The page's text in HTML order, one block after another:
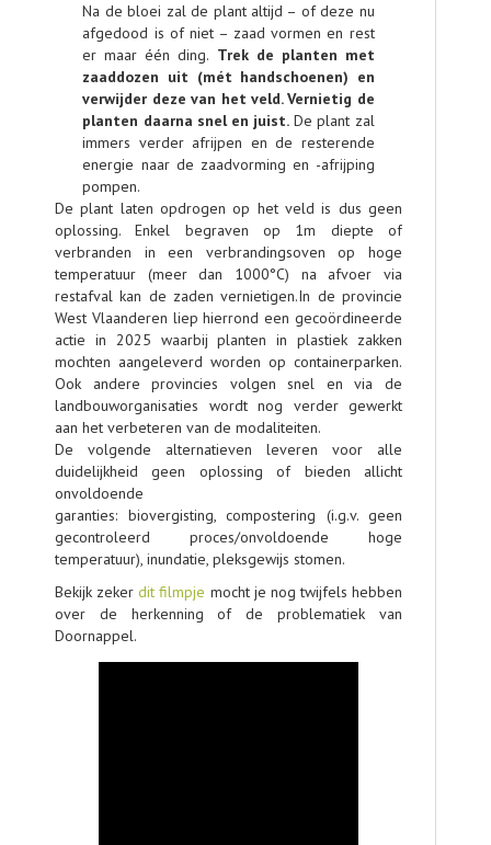
Na de bloei zal de plant altijd – of deze nu
afgedood is of niet – zaad vormen en rest
er maar één ding. Trek de planten met
zaaddozen uit (mét handschoenen) en
verwijder deze van het veld. Vernietig de
planten daarna snel en juist. De plant zal
immers verder afrijpen en de resterende
energie naar de zaadvorming en -afrijping
pompen.
De plant laten opdrogen op het veld is dus geen
oplossing. Enkel begraven op 1m diepte of
verbranden in een verbrandingsoven op hoge
temperatuur (meer dan 1000°C) na afvoer via
restafval kan de zaden vernietigen.In de provincie
West Vlaanderen liep hierrond een gecoördineerde
actie in 2025 waarbij planten in plastiek zakken
mochten aangeleverd worden op containerparken.
Ook andere provincies volgen snel en via de
landbouworganisaties wordt nog verder gewerkt
aan het verbeteren van de modaliteiten.
De volgende alternatieven leveren voor alle
duidelijkheid geen oplossing of bieden allicht
onvoldoende
garanties: biovergisting, compostering (i.g.v. geen
gecontroleerd proces/onvoldoende hoge
temperatuur), inundatie, pleksgewijs stomen.
Bekijk zekerdit filmpje mocht je nog twijfels hebben
over de herkenning of de problematiek van
Doornappel.